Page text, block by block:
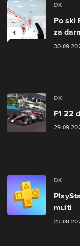
1
DK
Polski
za
DK
F1 22
DK
multi